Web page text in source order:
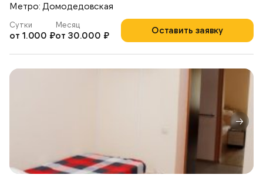
Метро: Домодедовская
Оставить заявку
Сутки
от 1.000 ₽
Месяц
от 30.000 ₽